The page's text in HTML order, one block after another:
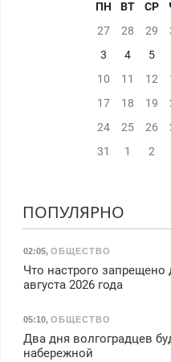
ПН ВТ СР
27
28 29
3
4 5
10
11 12
17
18 19
24
25 26
31
1 2
ПОПУЛЯРНО
02:05, ОБЩЕСТВО
Что настрого
августа 2026 года
05:10, ОБЩЕСТВО
Два дня волгоградцев
набережной